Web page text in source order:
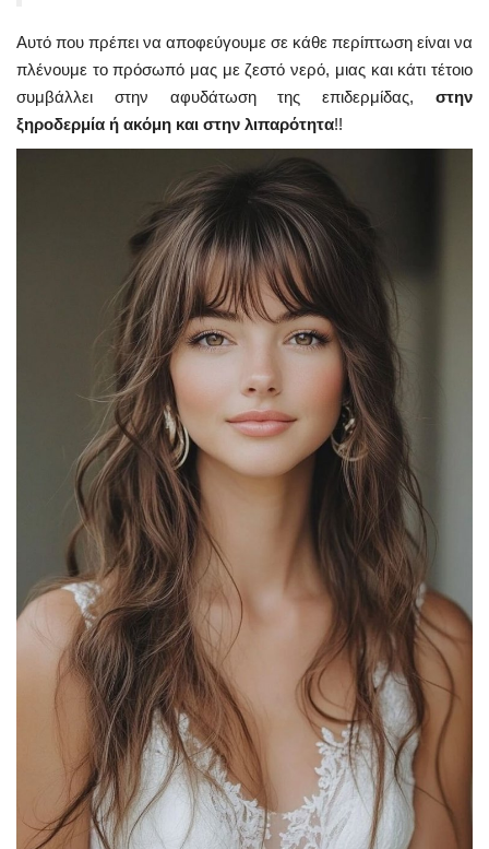
Αυτό που πρέπει να αποφεύγουμε σε κάθε περίπτωση είναι να
πλένουμε το πρόσωπό μας με ζεστό νερό, μιας και κάτι τέτοιο
συμβάλλει στην αφυδάτωση της επιδερμίδας, στην
ξηροδερμία ή ακόμη και στην λιπαρότητα!!